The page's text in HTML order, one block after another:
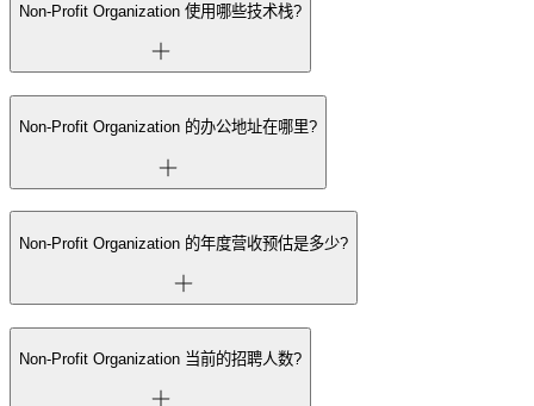
Non-Profit Organization 使用哪些技术栈?
Non-Profit Organization 的办公地址在哪里?
Non-Profit Organization 的年度营收预估是多少?
Non-Profit Organization 当前的招聘人数?